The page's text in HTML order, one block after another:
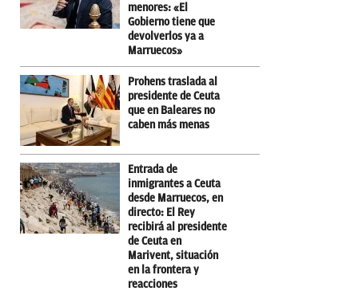
menores: «El
Gobierno tiene que
devolverlos ya a
Marruecos»
Prohens traslada al
presidente de Ceuta
que en Baleares no
caben más menas
Entrada de
inmigrantes a Ceuta
desde Marruecos, en
directo: El Rey
recibirá al presidente
de Ceuta en
Marivent, situación
en la frontera y
reacciones